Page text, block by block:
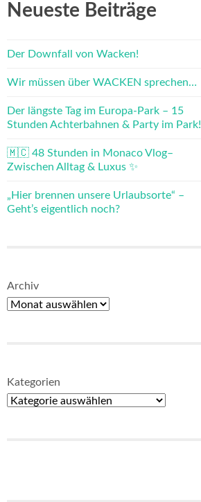
Neueste Beiträge
Der Downfall von Wacken!
Wir müssen über WACKEN sprechen…
Der längste Tag im Europa-Park – 15
Stunden Achterbahnen & Party im Park!
🇲🇨 48 Stunden in Monaco Vlog–
Zwischen Alltag & Luxus ✨
„Hier brennen unsere Urlaubsorte“ –
Geht’s eigentlich noch?
Archiv
Kategorien